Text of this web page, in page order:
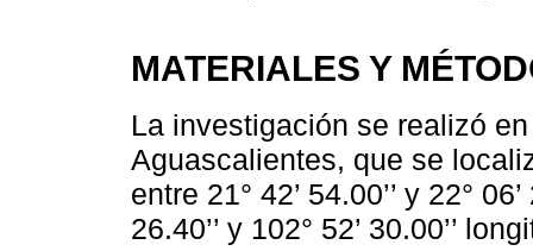
MATERIALES Y
La investigación se realizó
Aguascalientes, que se
entre 21° 42’ 54.00’’ y 22°
26.40’’ y 102° 52’ 30.00’’